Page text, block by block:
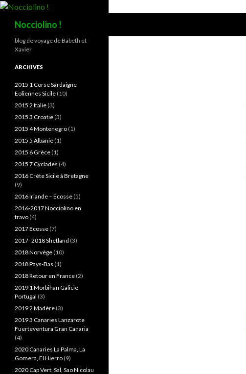
Nocciolino !
blog de voyage de Babeth et
Xavier
ARCHIVES
2015 1 Corse Sardaigne
Eoliennes Sicile (10)
2015 2 Italie (3)
2015 3 Croatie (3)
2015 4 Montenegro (1)
2015 5 Albanie (1)
2015 6 Grèce (1)
2015 7 Cyclades (4)
2016 Crête Sicile à Bretagne
(9)
2016 Irlande – Ecosse (5)
2016-2017 Nocciolino en
travo (4)
2017 Ecosse (7)
2017- 2018 Shetland (3)
2018 Norvège (10)
2018 Pays-Bas (1)
2018 Retour en France (2)
2019 1 Morbihan Galicie
Portugal (3)
2019 2 Madère (3)
2019 3 Canaries Lanzarote
Fuerteventura Gran Canaria
(4)
2020 Canaries La Palma, La
Gomera, El Hierro (9)
2020 Cap Vert, Sal, Sao Nicolau